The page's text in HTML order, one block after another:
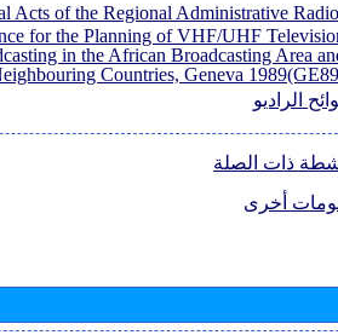
Acts of the Regional Administrative Radio
for the Planning of VHF/UHF
in the African Broadcasting Area
Countries, Geneva
الراديو
ذات الصلة
أخرى